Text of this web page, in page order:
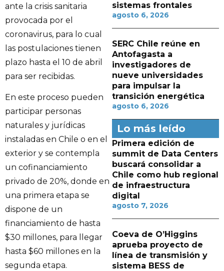
ante la crisis sanitaria
provocada por el
coronavirus, para lo cual
las postulaciones tienen
plazo hasta el 10 de abril
para ser recibidas.
En este proceso pueden
participar personas
naturales y jurídicas
instaladas en Chile o en el
exterior y se contempla
un cofinanciamiento
privado de 20%, donde en
una primera etapa se
dispone de un
financiamiento de hasta
$30 millones, para llegar
hasta $60 millones en la
segunda etapa.
sistemas frontales
agosto 6, 2026
SERC Chile reúne en
Antofagasta a
investigadores de
nueve universidades
para impulsar la
transición energética
agosto 6, 2026
Lo más leído
Primera edición de
summit de Data Centers
buscará consolidar a
Chile como hub regional
de infraestructura
digital
agosto 7, 2026
Coeva de O’Higgins
aprueba proyecto de
línea de transmisión y
sistema BESS de